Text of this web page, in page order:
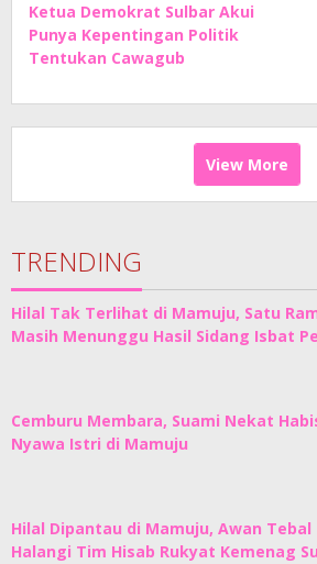
Ketua Demokrat Sulbar Akui
Punya Kepentingan Politik
Tentukan Cawagub
View More
TRENDING
Hilal Tak Terlihat di Mamuju, Satu
Masih Menunggu Hasil Sidang Isbat
Cemburu Membara, Suami Nekat
Nyawa Istri di Mamuju
Hilal Dipantau di Mamuju, Awan Tebal
Halangi Tim Hisab Rukyat Kemenag